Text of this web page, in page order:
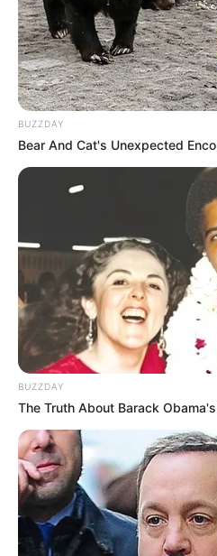
BUZZDAY
Bear And Cat's Unexpected
BUZZDAY
The Truth About Barack